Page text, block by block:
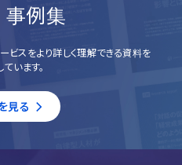
事例集
ビスをより詳しく理解できる資料を
います。
見る